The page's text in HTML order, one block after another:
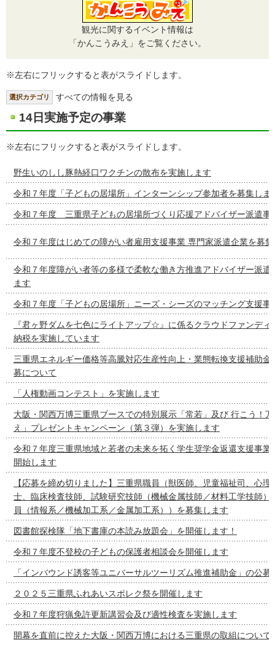
観光に関するイベント情報は
「かんこうみえ」をご覧ください。
※左右にフリックすると表がスライドします。
選択カテゴリ すべての情報を見る
14日実施予定の事業
※左右にフリックすると表がスライドします。
野生いのしし豚熱経口ワクチンの散布を実施します
令和７年度「子どもの居場所」インターンシップ参加者を募集しま
令和７年度 三重県子どもの居場所づくり応援アドバイザー派遣事
令和７年度はじめての障がい者雇用支援事業 専門家派遣企業を募
令和７年度障がい者等の多様で柔軟な働き方推進アドバイザー派遣
ます
令和７年度「子どもの居場所」ニーズ・シーズのマッチング支援事
『君ヶ野ダムを七色にライトアップ☆』に係るクラウドファンディ
納税を実施しています
三重県エネルギー価格等高騰対応生産性向上・業態転換支援補助金
募について
「人権動画コンテスト」を実施します
大阪・関西万博三重県ブースでの特別展示「常若」及び 行こう！
え」プレゼントキャンペーン（第３弾）を実施します
令和７年度三重県地域と若者の未来を拓く学生奨学金返還支援事業
開始します
【応募を締め切りました】三重県職員（獣医師、児童福祉司、心理
士、臨床検査技師、試験研究技師（機械金属技師／材料工学技師）
員（情報系／機械加工系／金属加工系））を募集します
図書館探検隊「地下書庫の本読み放題会」を開催します！
令和７年度不登校の子どもの保護者相談会を開催します
「インバウンド誘客等ユニバーサルツーリズム推進補助金」の公募
２０２５三重県ふれあいスポレク祭を開催します
令和７年度狩猟免許更新講習会及び適性検査を実施します
開幕を直前に控えた大阪・関西万博における三重県の取組について